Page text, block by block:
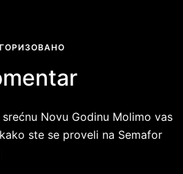
Novu Godinu Molimo vas
ste se proveli na Semafor